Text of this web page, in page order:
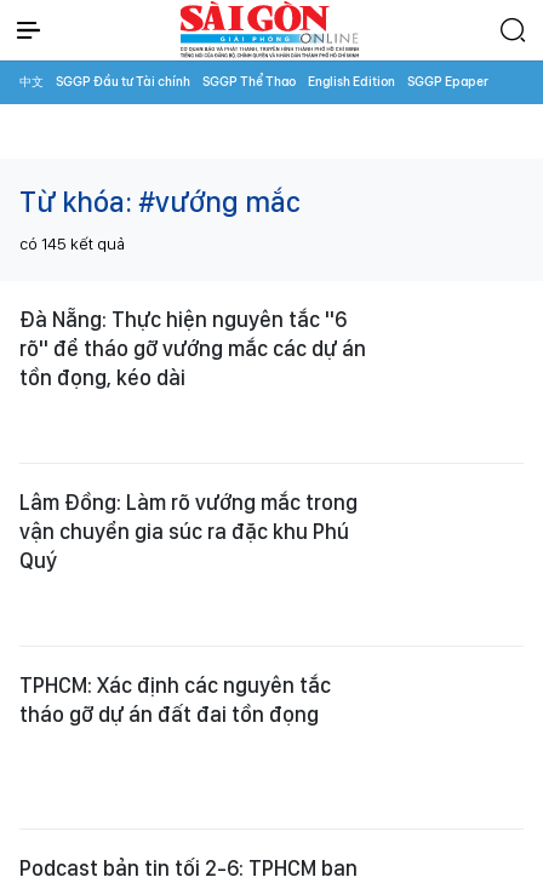
中文 SGGP Đầu tư Tài chính SGGP Thể Thao English Edition SGGP Epaper
Từ khóa: #vướng mắc
có 145 kết quả
Đà Nẵng: Thực hiện nguyên tắc "6
rõ" để tháo gỡ vướng mắc các dự án
tồn đọng, kéo dài
Lâm Đồng: Làm rõ vướng mắc trong
vận chuyển gia súc ra đặc khu Phú
Quý
TPHCM: Xác định các nguyên tắc
tháo gỡ dự án đất đai tồn đọng
Podcast bản tin tối 2-6: TPHCM ban